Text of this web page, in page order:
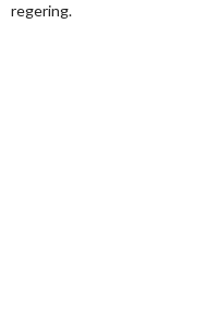
regering.